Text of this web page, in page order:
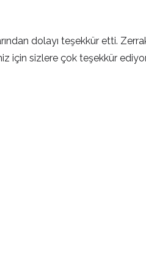
dolayı teşekkür etti.
için sizlere çok teşekkür